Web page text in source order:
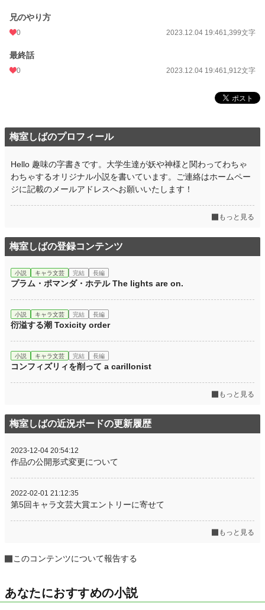
兄のやり方
0 2023.12.04 19:461,399文字
最終話
0 2023.12.04 19:461,912文字
梅室しばのプロフィール
Hello 趣味の字書きです。大学生達が妖や神様と関わってわちゃ
わちゃするオリジナル小説を書いています。ご連絡はホームペー
ジに記載のメールアドレスへお願いいたします！
もっと見る
梅室しばの登録コンテンツ
小説 キャラ文芸 完結 長編
プラム・ポマンダ・ホテル The lights are on.
小説 キャラ文芸 完結 長編
衍溢する潮 Toxicity order
小説 キャラ文芸 完結 長編
コンフィズリィを削って a carillonist
もっと見る
梅室しばの近況ボードの更新履歴
2023-12-04 20:54:12
作品の公開形式変更について
2022-02-01 21:12:35
第5回キャラ文芸大賞エントリーに寄せて
もっと見る
このコンテンツについて報告する
あなたにおすすめの小説